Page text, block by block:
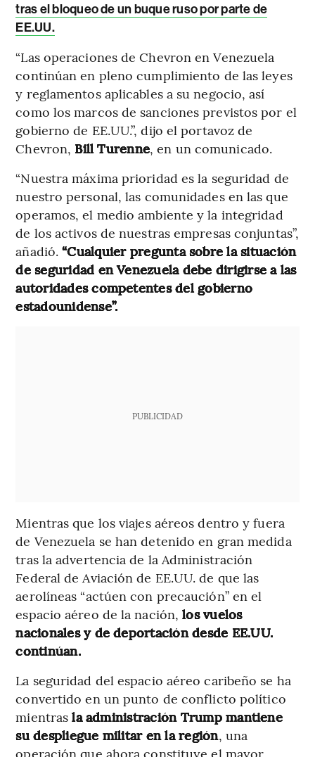
tras el bloqueo de un buque ruso por parte de
EE.UU.
“Las operaciones de Chevron en Venezuela
continúan en pleno cumplimiento de las leyes
y reglamentos aplicables a su negocio, así
como los marcos de sanciones previstos por el
gobierno de EE.UU.”, dijo el portavoz de
Chevron, Bill Turenne, en un comunicado.
“Nuestra máxima prioridad es la seguridad de
nuestro personal, las comunidades en las que
operamos, el medio ambiente y la integridad
de los activos de nuestras empresas conjuntas”,
añadió.“Cualquier pregunta sobre la situación
de seguridad en Venezuela debe dirigirse a las
autoridades competentes del gobierno
estadounidense”.
PUBLICIDAD
Mientras que los viajes aéreos dentro y fuera
de Venezuela se han detenido en gran medida
tras la advertencia de la Administración
Federal de Aviación de EE.UU. de que las
aerolíneas “actúen con precaución” en el
espacio aéreo de la nación,los vuelos
nacionales y de deportación desde EE.UU.
continúan.
La seguridad del espacio aéreo caribeño se ha
convertido en un punto de conflicto político
mientrasla administración Trump mantiene
su despliegue militar en la región, una
operación que ahora constituye el mayor